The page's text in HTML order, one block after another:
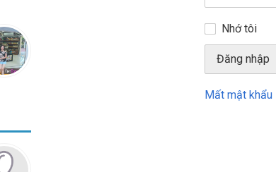
Nhớ tôi
Mất mật khẩu